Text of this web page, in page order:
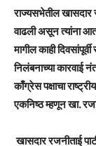
राज्यसभेतील खासदार
वाढली असून त्यांना
मागील काही
निलंबनाच्या कारवाई
काँग्रेस पक्षाचा
एकनिष्ठ म्हणून खा.
खासदार रजनीताई